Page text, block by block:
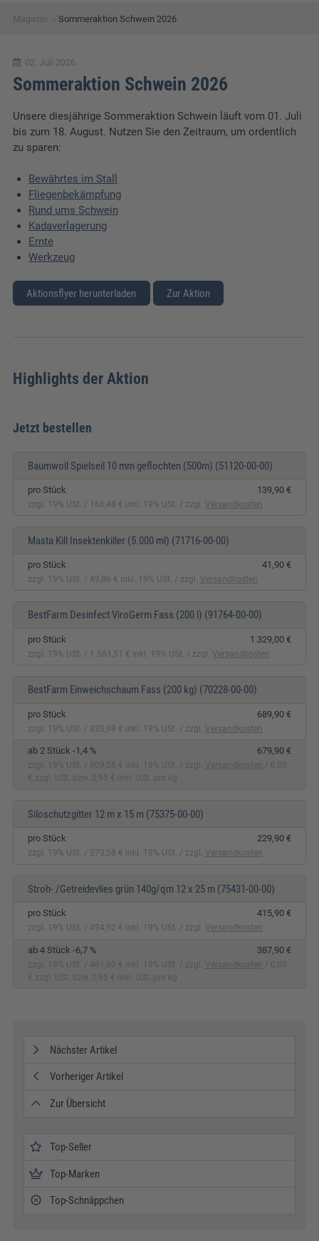
Magazin Sommeraktion Schwein 2026
02. Juli 2026
Sommeraktion Schwein 2026
Unsere diesjährige Sommeraktion Schwein läuft vom 01. Juli
bis zum 18. August. Nutzen Sie den Zeitraum, um ordentlich
zu sparen:
Bewährtes im Stall
Fliegenbekämpfung
Rund ums Schwein
Kadaverlagerung
Ernte
Werkzeug
Aktionsflyer herunterladen Zur Aktion
Highlights der Aktion
Jetzt bestellen
Baumwoll Spielseil 10 mm geflochten (500m) (51120-00-00)
pro Stück 139,90 €
zzgl. 19% USt. 166,48 € inkl. 19% USt. zzgl. Versandkosten
Masta Kill Insektenkiller (5.000 ml) (71716-00-00)
pro Stück 41,90 €
zzgl. 19% USt. 49,86 € inkl. 19% USt. zzgl. Versandkosten
BestFarm Desinfect ViroGerm Fass (200 l) (91764-00-00)
pro Stück 1.329,00 €
zzgl. 19% USt. 1.581,51 € inkl. 19% USt. zzgl. Versandkosten
BestFarm Einweichschaum Fass (200 kg) (70228-00-00)
pro Stück 689,90 €
zzgl. 19% USt. 820,98 € inkl. 19% USt. zzgl. Versandkosten
ab 2 Stück -1,4 % 679,90 €
zzgl. 19% USt. 809,08 € inkl. 19% USt. zzgl. Versandkosten
0,80
€ zzgl. USt. bzw. 0,95 € inkl. USt. pro kg
Siloschutzgitter 12 m x 15 m (75375-00-00)
pro Stück 229,90 €
zzgl. 19% USt. 273,58 € inkl. 19% USt. zzgl. Versandkosten
Stroh- /Getreidevlies grün 140g/qm 12 x 25 m (75431-00-00)
pro Stück 415,90 €
zzgl. 19% USt. 494,92 € inkl. 19% USt. zzgl. Versandkosten
ab 4 Stück -6,7 % 387,90 €
zzgl. 19% USt. 461,60 € inkl. 19% USt. zzgl. Versandkosten
0,80
€ zzgl. USt. bzw. 0,95 € inkl. USt. pro kg
Nächster Artikel
Vorheriger Artikel
Zur Übersicht
Top-Seller
Top-Marken
Top-Schnäppchen